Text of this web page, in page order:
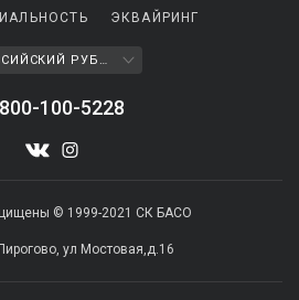
ЭКВАЙРИНГ
РОССИЙСКИЙ РУБЛЬ
100-5228
© 1999-2021 СК БАСО
ул Мостовая,д.16